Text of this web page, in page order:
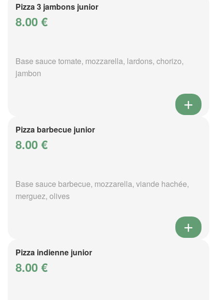
Pizza 3 jambons junior
8.00 €
Base sauce tomate, mozzarella, lardons, chorizo,
jambon
Pizza barbecue junior
8.00 €
Base sauce barbecue, mozzarella, viande hachée,
merguez, olives
Pizza indienne junior
8.00 €